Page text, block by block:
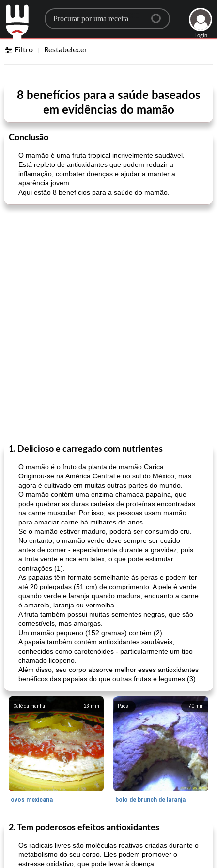
Search for a recipe
Login
Filtro Restabelecer
8 benefícios para a saúde baseados
em evidências do mamão
Conclusão
O mamão é uma fruta tropical incrivelmente saudável.
Está repleto de antioxidantes que podem reduzir a
inflamação, combater doenças e ajudar a manter a
aparência jovem.
Aqui estão 8 benefícios para a saúde do mamão.
1. Delicioso e carregado com nutrientes
O mamão é o fruto da planta de mamão Carica.
Originou-se na América Central e no sul do México, mas
agora é cultivado em muitas outras partes do mundo.
O mamão contém uma enzima chamada papaína, que
pode quebrar as duras cadeias de proteínas encontradas
na carne muscular. Por isso, as pessoas usam mamão
para amaciar carne há milhares de anos.
Se o mamão estiver maduro, poderá ser consumido cru.
No entanto, o mamão verde deve sempre ser cozido
antes de comer - especialmente durante a gravidez, pois
a fruta verde é rica em látex, o que pode estimular
contrações (1).
As papaias têm formato semelhante às peras e podem ter
até 20 polegadas (51 cm) de comprimento. A pele é verde
quando verde e laranja quando madura, enquanto a carne
é amarela, laranja ou vermelha.
A fruta também possui muitas sementes negras, que são
comestíveis, mas amargas.
Um mamão pequeno (152 gramas) contém (2):
A papaia também contém antioxidantes saudáveis,
conhecidos como carotenóides - particularmente um tipo
chamado licopeno.
Além disso, seu corpo absorve melhor esses antioxidantes
benéficos das papaias do que outras frutas e legumes (3).
23 min
Café da manhã
ovos mexicana
70 min
Pães
bolo de brunch de laranja
130min
Pães De Fermento Vegetal
2. Tem poderosos efeitos antioxidantes
Os radicais livres são moléculas reativas criadas durante o
metabolismo do seu corpo. Eles podem promover o
estresse oxidativo, que pode levar à doença.